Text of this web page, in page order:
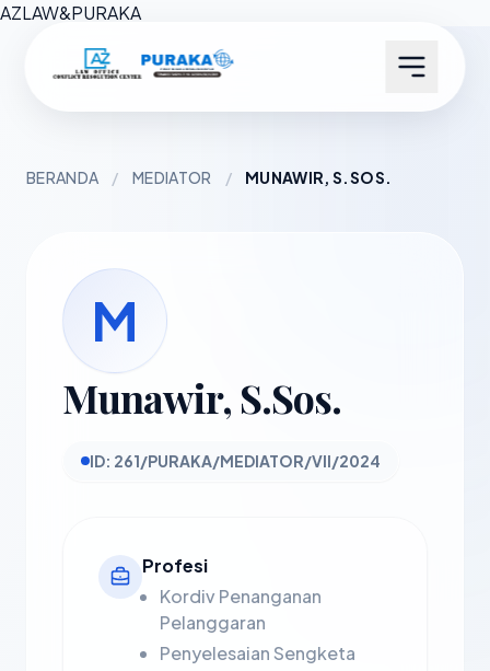
AZLAW&PURAKA
BERANDA / MEDIATOR / MUNAWIR, S.SOS.
M
Munawir, S.Sos.
ID: 261/PURAKA/MEDIATOR/VII/2024
Profesi
Kordiv Penanganan
Pelanggaran
Penyelesaian Sengketa